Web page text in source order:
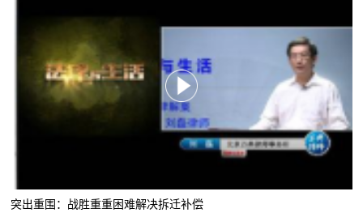
突出重围：战胜重重困难解决拆迁补偿